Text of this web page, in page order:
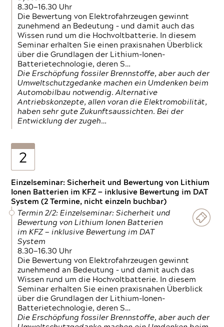
8.30—16.30 Uhr
Die Bewertung von Elektrofahrzeugen gewinnt
zunehmend an Bedeutung – und damit auch das
Wissen rund um die Hochvoltbatterie. In diesem
Seminar erhalten Sie einen praxisnahen Überblick
über die Grundlagen der Lithium-Ionen-
Batterietechnologie, deren S…
Die Erschöpfung fossiler Brennstoffe, aber auch der
Umweltschutzgedanke machen ein Umdenken beim
Automobilbau notwendig. Alternative
Antriebskonzepte, allen voran die Elektromobilität,
haben sehr gute Zukunftsaussichten. Bei der
Entwicklung der zugeh…
2
Einzelseminar: Sicherheit und Bewertung von Lithium
Ionen Batterien im KFZ — inklusive Bewertung im DAT
System (2 Termine, nicht einzeln buchbar)
Termin 2/2: Einzelseminar: Sicherheit und
Bewertung von Lithium Ionen Batterien
im KFZ — inklusive Bewertung im DAT
System
8.30—16.30 Uhr
Die Bewertung von Elektrofahrzeugen gewinnt
zunehmend an Bedeutung – und damit auch das
Wissen rund um die Hochvoltbatterie. In diesem
Seminar erhalten Sie einen praxisnahen Überblick
über die Grundlagen der Lithium-Ionen-
Batterietechnologie, deren S…
Die Erschöpfung fossiler Brennstoffe, aber auch der